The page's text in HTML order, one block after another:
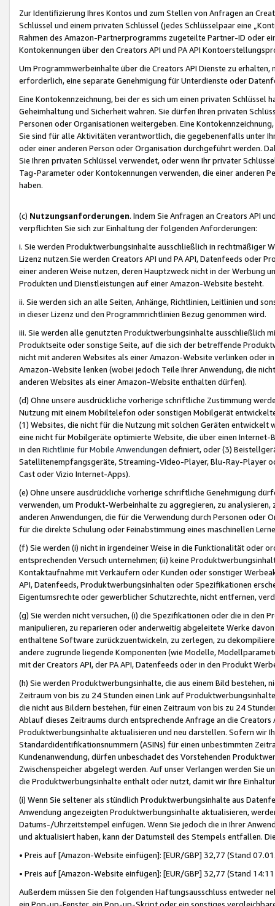
Zur Identifizierung Ihres Kontos und zum Stellen von Anfragen an
Schlüssel und einem privaten Schlüssel (jedes Schlüsselpaar eine
Rahmen des Amazon-Partnerprogramms zugeteilte Partner-ID oder
Kontokennungen über den Creators API und PA API
Um Programmwerbeinhalte über die Creators API Dienste zu
erforderlich, eine separate Genehmigung für Unterdienste oder
Eine Kontokennzeichnung, bei der es sich um einen privaten
Geheimhaltung und Sicherheit wahren. Sie dürfen Ihren privaten
Personen oder Organisationen weitergeben. Eine
Sie sind für alle Aktivitäten verantwortlich, die gegebenenfalls unter
oder einer anderen Person oder Organisation durchgeführt werden.
Sie Ihren privaten Schlüssel verwendet, oder wenn Ihr privater
Tag-Parameter oder Kontokennungen verwenden, die einer anderen
haben.
(c) Nutzungsanforderungen. Indem Sie Anfragen an Creators API
verpflichten Sie sich zur Einhaltung der folgenden Anforderungen:
i. Sie werden Produktwerbungsinhalte ausschließlich in rechtmäßiger
Lizenz nutzen.Sie werden Creators API und PA API, Datenfeeds oder
einer anderen Weise nutzen, deren Hauptzweck nicht in der Werbung
Produkten und Dienstleistungen auf einer Amazon-Website besteht.
ii. Sie werden sich an alle Seiten, Anhänge, Richtlinien, Leitlinien und
in dieser Lizenz und den Programmrichtlinien Bezug genommen wird.
iii. Sie werden alle genutzten Produktwerbungsinhalte ausschließlich
Produktseite oder sonstige Seite, auf die sich der betreffende
nicht mit anderen Websites als einer Amazon-Website verlinken oder
Amazon-Website lenken (wobei jedoch Teile Ihrer Anwendung, die
anderen Websites als einer Amazon-Website enthalten dürfen).
(d) Ohne unsere ausdrückliche vorherige schriftliche Zustimmung
Nutzung mit einem Mobiltelefon oder sonstigen Mobilgerät
(1) Websites, die nicht für die Nutzung mit solchen Geräten
eine nicht für Mobilgeräte optimierte Website, die über einen
in den Richtlinie für Mobile Anwendungen definiert, oder (3)
Satellitenempfangsgeräte, Streaming-Video-Player, Blu-Ray-Player
Cast oder Vizio Internet-Apps).
(e) Ohne unsere ausdrückliche vorherige schriftliche Genehmigung
verwenden, um Produkt-Werbeinhalte zu aggregieren, zu
anderen Anwendungen, die für die Verwendung durch Personen
für die direkte Schulung oder Feinabstimmung eines maschinellen
(f) Sie werden (i) nicht in irgendeiner Weise in die Funktionalität oder
entsprechenden Versuch unternehmen; (ii) keine
Kontaktaufnahme mit Verkäufern oder Kunden oder sonstiger
API, Datenfeeds, Produktwerbungsinhalten oder Spezifikationen
Eigentumsrechte oder gewerblicher Schutzrechte, nicht entfernen,
(g) Sie werden nicht versuchen, (i) die Spezifikationen oder die in
manipulieren, zu reparieren oder anderweitig abgeleitete Werke
enthaltene Software zurückzuentwickeln, zu zerlegen, zu
andere zugrunde liegende Komponenten (wie Modelle,
mit der Creators API, der PA API, Datenfeeds oder in den Produkt
(h) Sie werden Produktwerbungsinhalte, die aus einem Bild bestehen,
Zeitraum von bis zu 24 Stunden einen Link auf
die nicht aus Bildern bestehen, für einen Zeitraum von bis zu 24
Ablauf dieses Zeitraums durch entsprechende Anfrage an die
Produktwerbungsinhalte aktualisieren und neu darstellen. Sofern wir
Standardidentifikationsnummern (ASINs) für einen unbestimmten
Kundenanwendung, dürfen unbeschadet des Vorstehenden
Zwischenspeicher abgelegt werden. Auf unser Verlangen werden Sie
die Produktwerbungsinhalte enthält oder nutzt, damit wir Ihre
(i) Wenn Sie seltener als stündlich Produktwerbungsinhalte aus
Anwendung angezeigten Produktwerbungsinhalte aktualisieren,
Datums-/Uhrzeitstempel einfügen. Wenn Sie jedoch die in Ihrer
und aktualisiert haben, kann der Datumsteil des Stempels entfallen.
• Preis auf [Amazon-Website einfügen]: [EUR/GBP] 32,77 (Stand
• Preis auf [Amazon-Website einfügen]: [EUR/GBP] 32,77 (Stand
Außerdem müssen Sie den folgenden Haftungsausschluss entweder
ein Pop-up-Fenster, ein Pop-up-Skript oder ein sonstiges